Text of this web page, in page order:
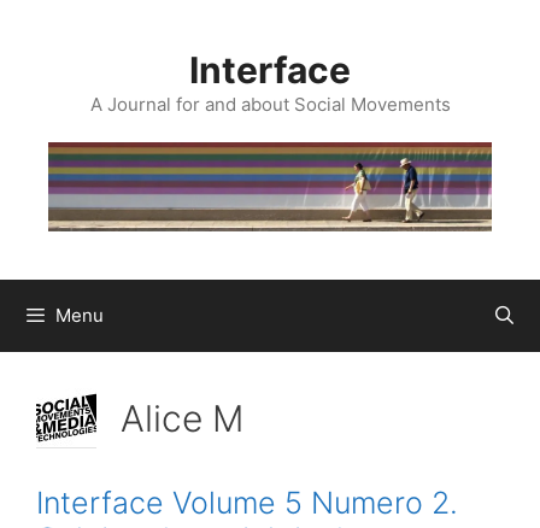
Interface
A Journal for and about Social Movements
Menu
Alice M
Interface Volume 5 Numero 2.